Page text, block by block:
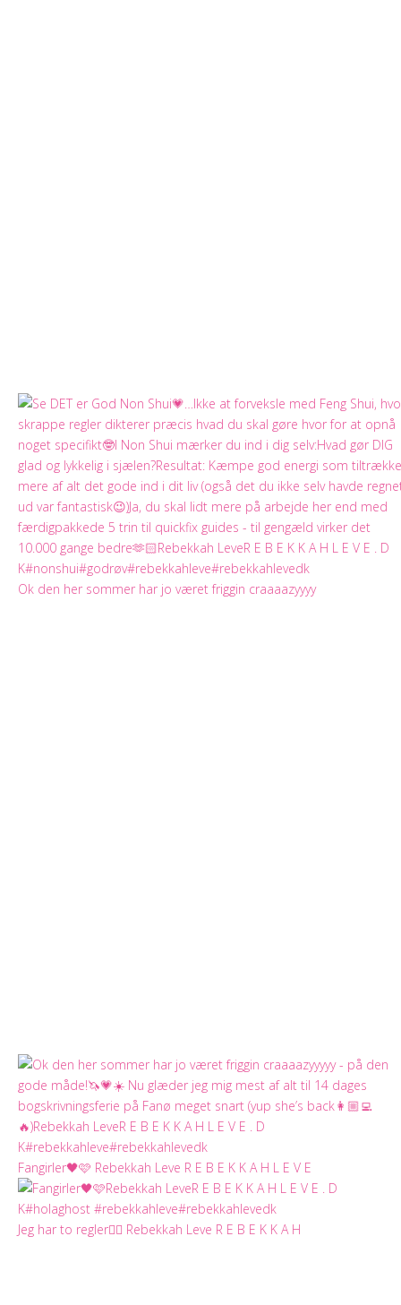
Ok den her sommer har jo været friggin craaaazyyyy
Fangirler🖤🩷 Rebekkah Leve R E B E K K A H L E V E
Jeg har to regler✌🏻 Rebekkah Leve R E B E K K A H